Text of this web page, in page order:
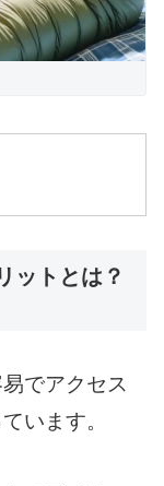
ットとは？
でアクセス
います。